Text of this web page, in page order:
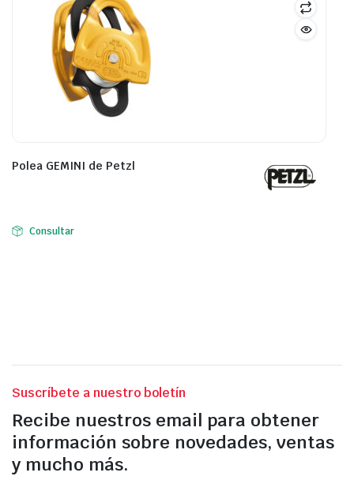
Polea GEMINI de Petzl
Consultar
Suscríbete a nuestro boletín
Recibe nuestros email para obtener
información sobre novedades, ventas
y mucho más.